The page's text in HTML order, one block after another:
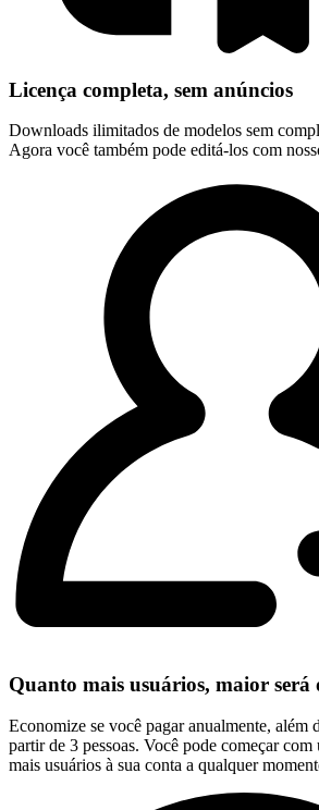
Licença completa, sem anúncios
Downloads ilimitados de modelos sem
Agora você também pode editá-los com
Quanto mais usuários, maior será
Economize se você pagar anualmente, além
partir de 3 pessoas. Você pode começar com
mais usuários à sua conta a qualquer